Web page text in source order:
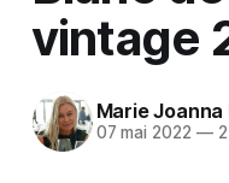
vintage
Marie Joanna
07 mai 2022 —2